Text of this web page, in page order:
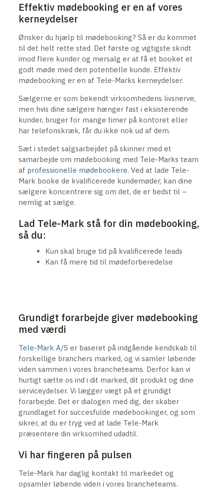
Effektiv mødebooking er en af vores
kerneydelser
Ønsker du hjælp til mødebooking? Så er du kommet
til det helt rette sted. Det første og vigtigste skridt
imod flere kunder og mersalg er at få et booket et
godt møde med den potentielle kunde. Effektiv
mødebooking er en af Tele-Marks kerneydelser.
Sælgerne er som bekendt virksomhedens livsnerve,
men hvis dine sælgere hænger fast i eksisterende
kunder, bruger for mange timer på kontoret eller
har telefonskræk, får du ikke nok ud af dem.
Sæt i stedet salgsarbejdet på skinner med et
samarbejde om mødebooking med Tele-Marks team
af professionelle mødebookere. Ved at lade Tele-
Mark booke de kvalificerede kundemøder, kan dine
sælgere koncentrere sig om det, de er bedst til –
nemlig at sælge.
Lad Tele-Mark stå for din mødebooking,
så du:
Kun skal bruge tid på kvalificerede leads
Kan få mere tid til mødeforberedelse
Grundigt forarbejde giver mødebooking
med værdi
Tele-Mark A/S er baseret på indgående kendskab til
forskellige branchers marked, og vi samler løbende
viden sammen i vores brancheteams. Derfor kan vi
hurtigt sætte os ind i dit marked, dit produkt og dine
serviceydelser. Vi lægger vægt på et grundigt
forarbejde. Det er dialogen med dig, der skaber
grundlaget for succesfulde mødebookinger, og som
sikrer, at du er tryg ved at lade Tele-Mark
præsentere din virksomhed udadtil.
Vi har fingeren på pulsen
Tele-Mark har daglig kontakt til markedet og
opsamler løbende viden i vores brancheteams.